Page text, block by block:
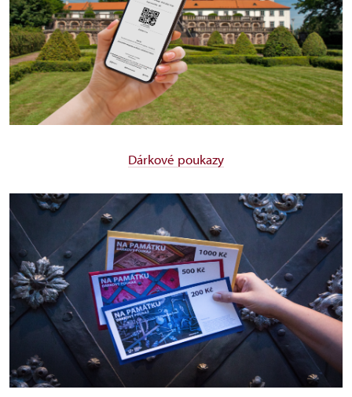
Dárkové poukazy